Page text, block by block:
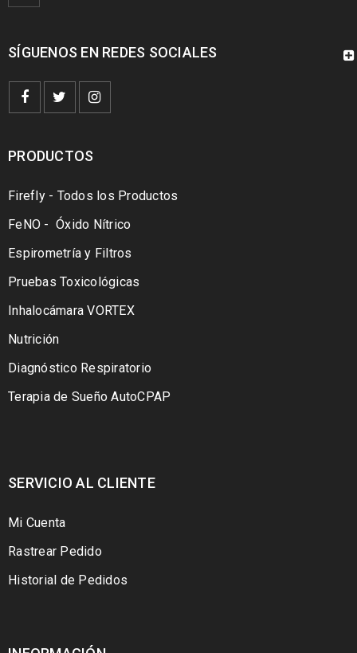
SÍGUENOS EN REDES SOCIALES
PRODUCTOS
Firefly - Todos los Productos
FeNO - Óxido Nítrico
Espirometría y Filtros
Pruebas Toxicológicas
Inhalocámara VORTEX
Nutrición
Diagnóstico Respiratorio
Terapia de Sueño AutoCPAP
SERVICIO AL CLIENTE
Mi Cuenta
Rastrear Pedido
Historial de Pedidos